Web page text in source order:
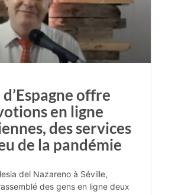
d’Espagne offre
en ligne
des services
de la pandémie
del Nazareno à Séville,
des gens en ligne deux